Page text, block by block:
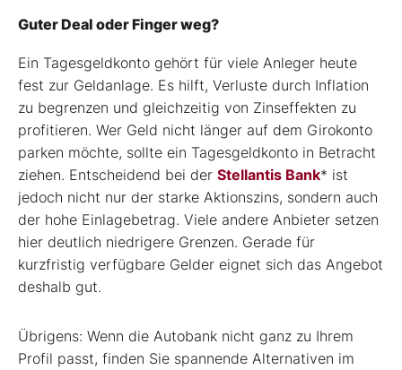
Guter Deal oder Finger weg?
Ein Tagesgeldkonto gehört für viele Anleger heute
fest zur Geldanlage. Es hilft, Verluste durch Inflation
zu begrenzen und gleichzeitig von Zinseffekten zu
profitieren. Wer Geld nicht länger auf dem Girokonto
parken möchte, sollte ein Tagesgeldkonto in Betracht
ziehen. Entscheidend bei der Stellantis Bank* ist
jedoch nicht nur der starke Aktionszins, sondern auch
der hohe Einlagebetrag. Viele andere Anbieter setzen
hier deutlich niedrigere Grenzen. Gerade für
kurzfristig verfügbare Gelder eignet sich das Angebot
deshalb gut.
Übrigens: Wenn die Autobank nicht ganz zu Ihrem
Profil passt, finden Sie spannende Alternativen im